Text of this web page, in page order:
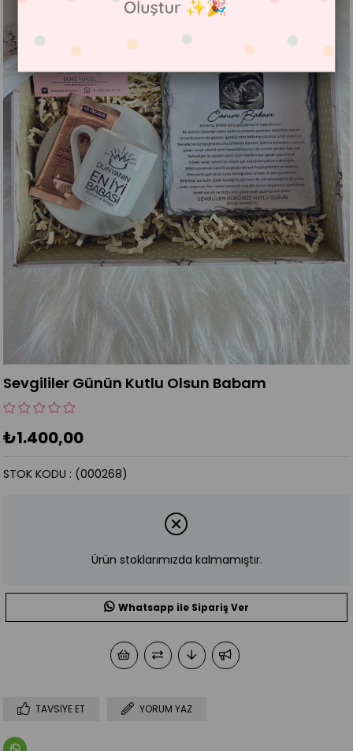
Sevgililer Günün Kutlu Olsun Babam
₺1.400,00
(000268)
STOK KODU
Ürün stoklarımızda kalmamıştır.
Whatsapp ile Sipariş Ver
TAVSIYE ET YORUM YAZ